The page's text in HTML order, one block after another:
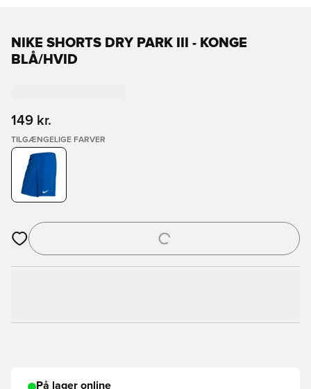
NIKE SHORTS DRY PARK III - KONGE
BLÅ/HVID
149 kr.
TILGÆNGELIGE FARVER
Åbner en Modal til at logge ind eller tilmelde dig som medlem
På lager online